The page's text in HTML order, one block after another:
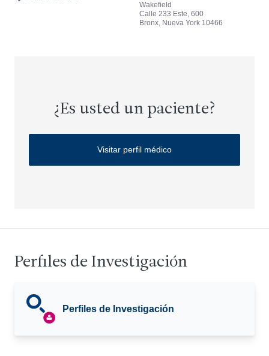
Wakefield
Calle 233 Este, 600
Bronx, Nueva York 10466
¿Es usted un paciente?
Visitar perfil médico
Perfiles de Investigación
Perfiles de Investigación